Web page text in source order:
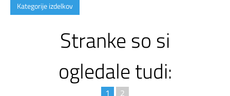
Kategorije izdelkov
Stranke so si
ogledale tudi:
1 2